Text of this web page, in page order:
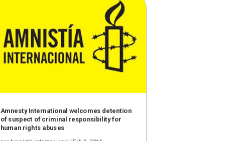
Amnesty International welcomes detention
of suspect of criminal responsibility for
human rights abuses